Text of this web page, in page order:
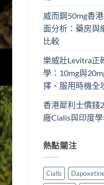
威而鋼50mg香
面分析：藥房與
比較
樂威壯Levitra正
學：10mg與
擇、服用時機全
香港犀利士價錢
廠Cialis與印度
熱點關注
Cialis